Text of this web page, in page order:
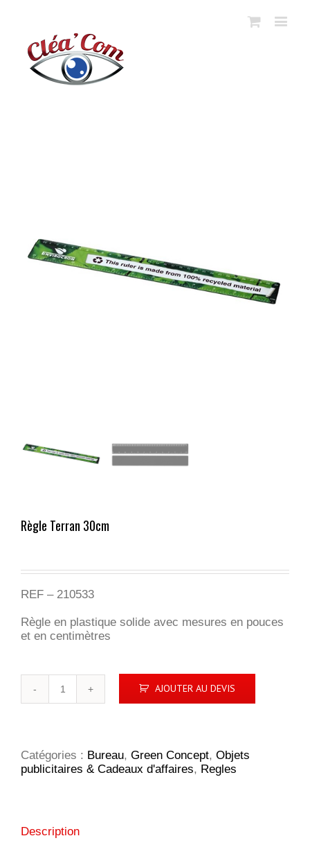
Règle Terran 30cm
REF – 210533
Règle en plastique solide avec mesures en pouces
et en centimètres
AJOUTER AU DEVIS
Catégories : Bureau, Green Concept, Objets
publicitaires & Cadeaux d'affaires, Regles
Description